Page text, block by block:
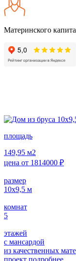
Материнского
площадь
149,95 м2
цена от 1814000 ₽
размер
10х9,5 м
комнат
5
этажей
с мансардой
из качественных
проект подробнее